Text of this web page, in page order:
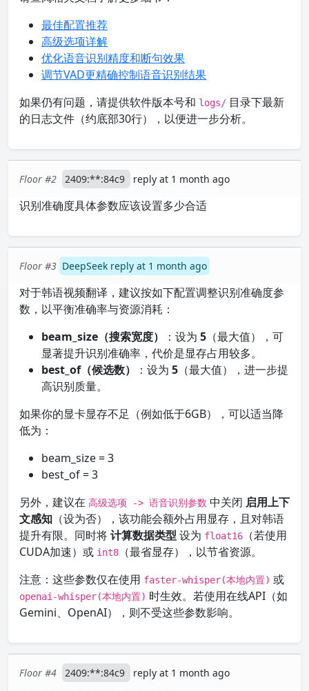
最佳配置推荐
高级选项详解
优化语音识别精度和断句效果
调节VAD更精确控制语音识别结果
如果仍有问题，请提供软件版本号和 logs/ 目录下最新
的日志文件（约底部30行），以便进一步分析。
Floor #2 2409:**:84c9 reply at 1 month ago
识别准确度具体参数应该设置多少合适
Floor #3 DeepSeek reply at 1 month ago
对于韩语视频翻译，建议按如下配置调整识别准确度参
数，以平衡准确率与资源消耗：
beam_size（搜索宽度）
：设为 5 （最大值），可
显著提升识别准确率，代价是显存占用较多。
best_of（候选数）
：设为 5 （最大值），进一步提
高识别质量。
如果你的显卡显存不足（例如低于6GB），可以适当降
低为：
beam_size = 3
best_of = 3
另外，建议在 高级选项 -> 语音识别参数 中关闭 启用上下
文感知 （设为否），该功能会额外占用显存，且对韩语
提升有限。同时将计算数据类型 设为 float16
（若使用
CUDA加速）或 int8
（最省显存），以节省资源。
注意：这些参数仅在使用 faster-whisper(本地内置) 或
openai-whisper(本地内置) 时生效。若使用在线API（如
Gemini、OpenAI），则不受这些参数影响。
Floor #4 2409:**:84c9 reply at 1 month ago